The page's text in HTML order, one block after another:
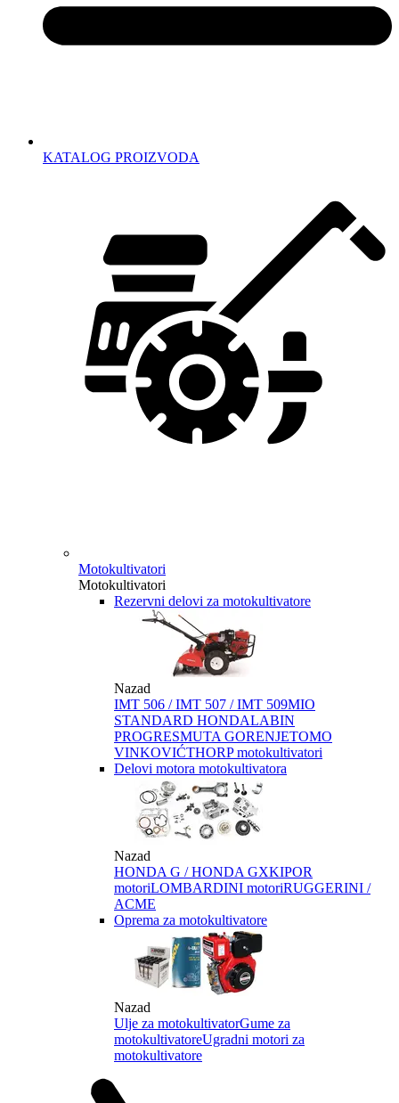
KATALOG PROIZVODA
Motokultivatori
Motokultivatori
Rezervni delovi za motokultivatore
Nazad
IMT 506 / IMT 507 / IMT 509MIO
STANDARD HONDALABIN
PROGRESMUTA GORENJETOMO
VINKOVIĆTHORP motokultivatori
Delovi motora motokultivatora
Nazad
HONDA G / HONDA GXKIPOR
motoriLOMBARDINI motoriRUGGERINI /
ACME
Oprema za motokultivatore
Nazad
Ulje za motokultivatorGume za
motokultivatoreUgradni motori za
motokultivatore